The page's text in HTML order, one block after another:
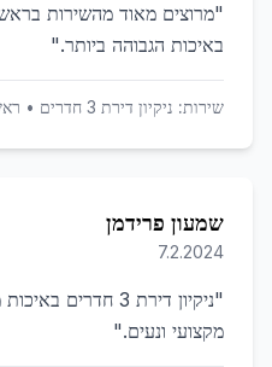
"
באיכות הגבוהה ביותר."
שירות: ניקיון דירת 3 חדרים •
שמעון פרידמן
7.2.2024
"
ניקיון דירת 3
מקצועי ונעים."